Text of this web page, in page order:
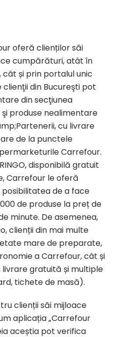
oferă clienților săi
cumpărături, atât în
și prin portalul unic
clienţii din Bucureşti pot
din secţiunea
şi produse nealimentare
cu livrare
de la punctele
Carrefour.
disponibilă gratuit
Carrefour le oferă
de a face
de produse la preț de
minute. De asemenea,
clienții din mai multe
mare de preparate,
a Carrefour, cât și
gratuită și multiple
tichete de masă).
clienții săi mijloace
aplicația „Carrefour
aceștia pot verifica